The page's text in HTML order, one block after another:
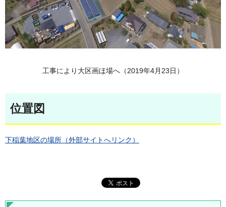
工事により大区画ほ場へ（2019年4月23日）
位置図
下稲葉地区の場所（外部サイトへリンク）